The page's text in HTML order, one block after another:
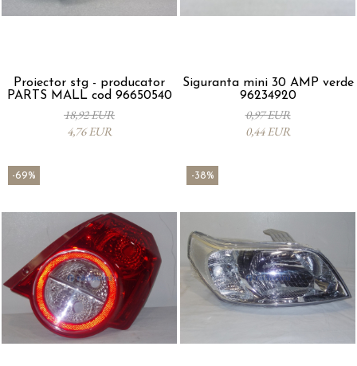
Proiector stg - producator
PARTS MALL cod 96650540
18,92 EUR
4,76 EUR
Siguranta mini 30 AMP verde
96234920
0,97 EUR
0,44 EUR
-69% -38%